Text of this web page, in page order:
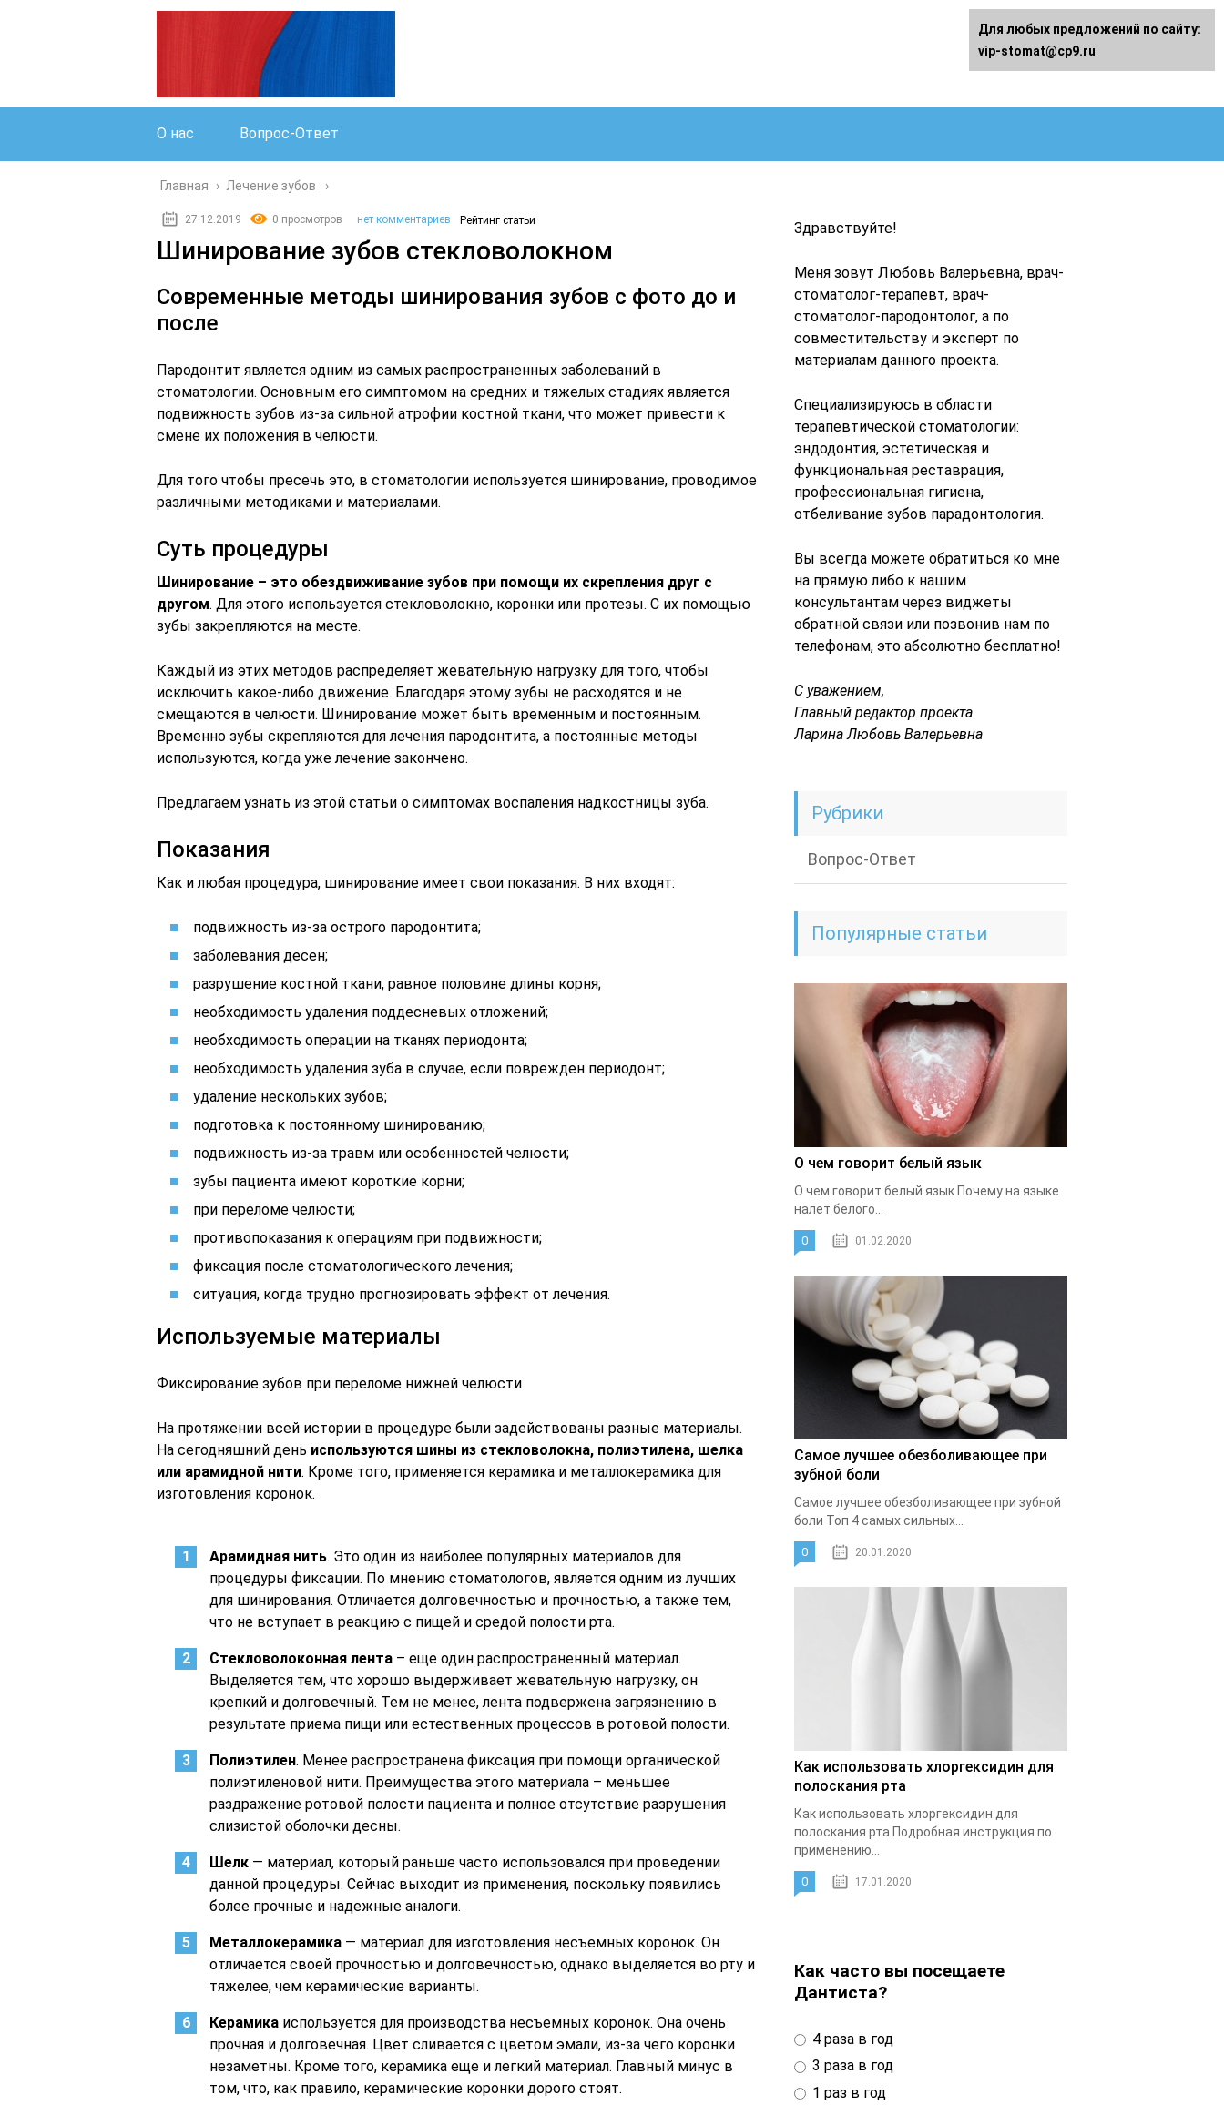
О нас Вопрос-Ответ
Главная › Лечение зубов
27.12.2019 0 просмотров нет комментариев Рейтинг статьи
Шинирование зубов стекловолокном
Современные методы шинирования зубов с фото до и
после
Пародонтит является одним из самых распространенных заболеваний в
стоматологии. Основным его симптомом на средних и тяжелых стадиях является
подвижность зубов из-за сильной атрофии костной ткани, что может привести к
смене их положения в челюсти.
Для того чтобы пресечь это, в стоматологии используется шинирование, проводимое
различными методиками и материалами.
Суть процедуры
Шинирование – это обездвиживание зубов при помощи их скрепления друг с
другом. Для этого используется стекловолокно, коронки или протезы. С их помощью
зубы закрепляются на месте.
Каждый из этих методов распределяет жевательную нагрузку для того, чтобы
исключить какое-либо движение. Благодаря этому зубы не расходятся и не
смещаются в челюсти. Шинирование может быть временным и постоянным.
Временно зубы скрепляются для лечения пародонтита, а постоянные методы
используются, когда уже лечение закончено.
Предлагаем узнать из этой статьи о симптомах воспаления надкостницы зуба.
Показания
Как и любая процедура, шинирование имеет свои показания. В них входят:
подвижность из-за острого пародонтита;
заболевания десен;
разрушение костной ткани, равное половине длины корня;
необходимость удаления поддесневых отложений;
необходимость операции на тканях периодонта;
необходимость удаления зуба в случае, если поврежден периодонт;
удаление нескольких зубов;
подготовка к постоянному шинированию;
подвижность из-за травм или особенностей челюсти;
зубы пациента имеют короткие корни;
при переломе челюсти;
противопоказания к операциям при подвижности;
фиксация после стоматологического лечения;
ситуация, когда трудно прогнозировать эффект от лечения.
Используемые материалы
Фиксирование зубов при переломе нижней челюсти
На протяжении всей истории в процедуре были задействованы разные материалы.
На сегодняшний день используются шины из стекловолокна, полиэтилена, шелка
или арамидной нити. Кроме того, применяется керамика и металлокерамика для
изготовления коронок.
Арамидная нить. Это один из наиболее популярных материалов для
процедуры фиксации. По мнению стоматологов, является одним из лучших
для шинирования. Отличается долговечностью и прочностью, а также тем,
что не вступает в реакцию с пищей и средой полости рта.
Стекловолоконная лента – еще один распространенный материал.
Выделяется тем, что хорошо выдерживает жевательную нагрузку, он
крепкий и долговечный. Тем не менее, лента подвержена загрязнению в
результате приема пищи или естественных процессов в ротовой полости.
Полиэтилен. Менее распространена фиксация при помощи органической
полиэтиленовой нити. Преимущества этого материала – меньшее
раздражение ротовой полости пациента и полное отсутствие разрушения
слизистой оболочки десны.
Шелк — материал, который раньше часто использовался при проведении
данной процедуры. Сейчас выходит из применения, поскольку появились
более прочные и надежные аналоги.
Металлокерамика — материал для изготовления несъемных коронок. Он
отличается своей прочностью и долговечностью, однако выделяется во рту и
тяжелее, чем керамические варианты.
Керамика используется для производства несъемных коронок. Она очень
прочная и долговечная. Цвет сливается с цветом эмали, из-за чего коронки
незаметны. Кроме того, керамика еще и легкий материал. Главный минус в
том, что, как правило, керамические коронки дорого стоят.
Здравствуйте!
Меня зовут Любовь Валерьевна, врач-
стоматолог-терапевт, врач-
стоматолог-пародонтолог, а по
совместительству и эксперт по
материалам данного проекта.
Специализируюсь в области
терапевтической стоматологии:
эндодонтия, эстетическая и
функциональная реставрация,
профессиональная гигиена,
отбеливание зубов парадонтология.
Вы всегда можете обратиться ко мне
на прямую либо к нашим
консультантам через виджеты
обратной связи или позвонив нам по
телефонам, это абсолютно бесплатно!
С уважением,
Главный редактор проекта
Ларина Любовь Валерьевна
Рубрики
Вопрос-Ответ
Популярные статьи
О чем говорит белый язык
О чем говорит белый язык Почему на языке
налет белого...
0 01.02.2020
Самое лучшее обезболивающее при
зубной боли
Самое лучшее обезболивающее при зубной
боли Топ 4 самых сильных...
0 20.01.2020
Как использовать хлоргексидин для
полоскания рта
Как использовать хлоргексидин для
полоскания рта Подробная инструкция по
применению...
0 17.01.2020
Как часто вы посещаете
Дантиста?
4 раза в год
3 раза в год
1 раз в год
Для любых предложений по сайту:
vip-stomat@cp9.ru